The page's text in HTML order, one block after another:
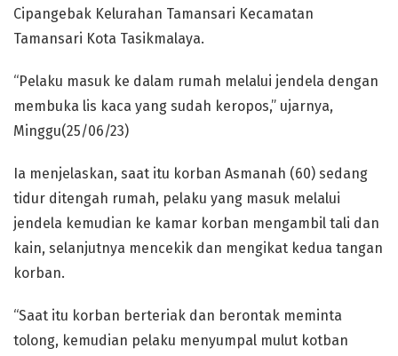
Cipangebak Kelurahan Tamansari Kecamatan
Tamansari Kota Tasikmalaya.
“Pelaku masuk ke dalam rumah melalui jendela dengan
membuka lis kaca yang sudah keropos,” ujarnya,
Minggu(25/06/23)
Ia menjelaskan, saat itu korban Asmanah (60) sedang
tidur ditengah rumah, pelaku yang masuk melalui
jendela kemudian ke kamar korban mengambil tali dan
kain, selanjutnya mencekik dan mengikat kedua tangan
korban.
“Saat itu korban berteriak dan berontak meminta
tolong, kemudian pelaku menyumpal mulut kotban